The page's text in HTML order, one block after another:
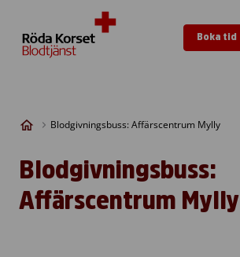
Boka tid
Blodgivningsbuss: Affärscentrum Mylly
Blodgivningsbuss:
Affärscentrum Mylly